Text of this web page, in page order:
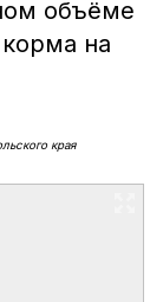
объёме
на
края